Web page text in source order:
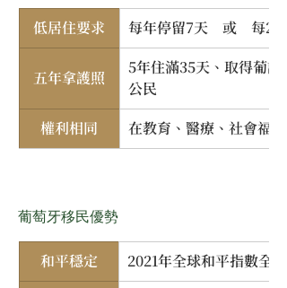
低居住要求 每年停留7天　或　每2年
五年拿護照
5年住滿35天、取得葡
公民
權利相同
在教育、醫療、社會福
葡萄牙移民優勢
和平穩定
2021年全球和平指數全